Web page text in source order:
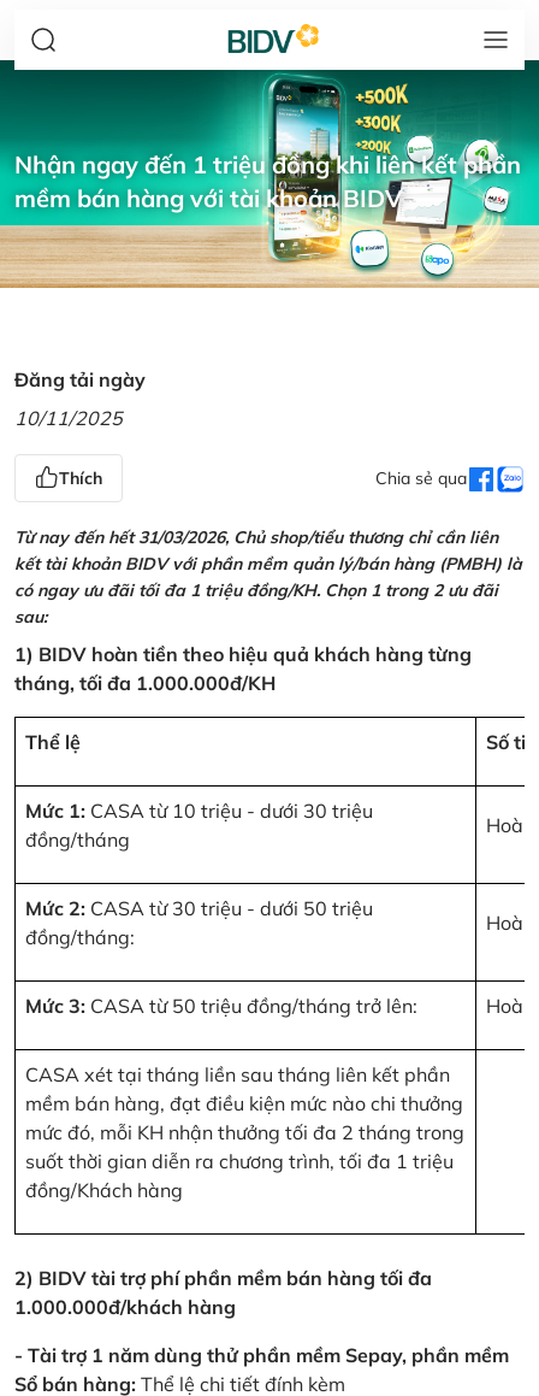
Nhận ngay đến 1 triệu đồng khi liên kết phần
mềm bán hàng với tài khoản BIDV
Đăng tải ngày
10/11/2025
Thích Chia sẻ qua
Từ nay đến hết 31/03/2026, Chủ shop/tiểu thương chỉ cần liên
kết tài khoản BIDV với phần mềm quản lý/bán hàng (PMBH) là
có ngay ưu đãi tối đa 1 triệu đồng/KH. Chọn 1 trong 2 ưu đãi
sau:
1) BIDV hoàn tiền theo hiệu quả khách hàng từng
tháng, tối đa 1.000.000đ/KH
Thể lệ Số
Mức 1: CASA từ 10 triệu - dưới 30 triệu
đồng/tháng
Mức 2: CASA từ 30 triệu - dưới 50 triệu
đồng/tháng:
Mức 3: CASA từ 50 triệu đồng/tháng trở lên:
CASA xét tại tháng liền sau tháng liên kết phần
mềm bán hàng, đạt điều kiện mức nào chi thưởng
mức đó, mỗi KH nhận thưởng tối đa 2 tháng trong
suốt thời gian diễn ra chương trình, tối đa 1 triệu
đồng/Khách hàng
2) BIDV tài trợ phí phần mềm bán hàng tối đa
1.000.000đ/khách hàng
- Tài trợ 1 năm dùng thử phần mềm Sepay, phần mềm
Sổ bán hàng: Thể lệ chi tiết đính kèm